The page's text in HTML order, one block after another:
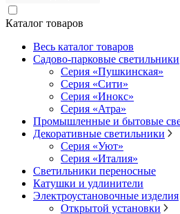
Каталог товаров
Весь каталог товаров
Садово-парковые светильники
Серия «Пушкинская»
Серия «Сити»
Серия «Инокс»
Серия «Атра»
Промышленные и бытовые
Декоративные светильники
Серия «Уют»
Серия «Италия»
Светильники переносные
Катушки и удлинители
Электроустановочные изделия
Открытой установки